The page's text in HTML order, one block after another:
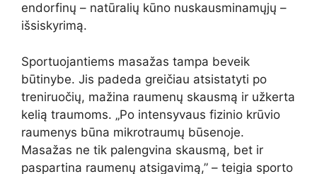
endorfinų – natūralių kūno nuskausminamųjų –
išsiskyrimą.
Sportuojantiems masažas tampa beveik
būtinybe. Jis padeda greičiau atsistatyti po
treniruočių, mažina raumenų skausmą ir užkerta
kelią traumoms. „Po intensyvaus fizinio krūvio
raumenys būna mikrotraumų būsenoje.
Masažas ne tik palengvina skausmą, bet ir
paspartina raumenų atsigavimą,” – teigia sporto